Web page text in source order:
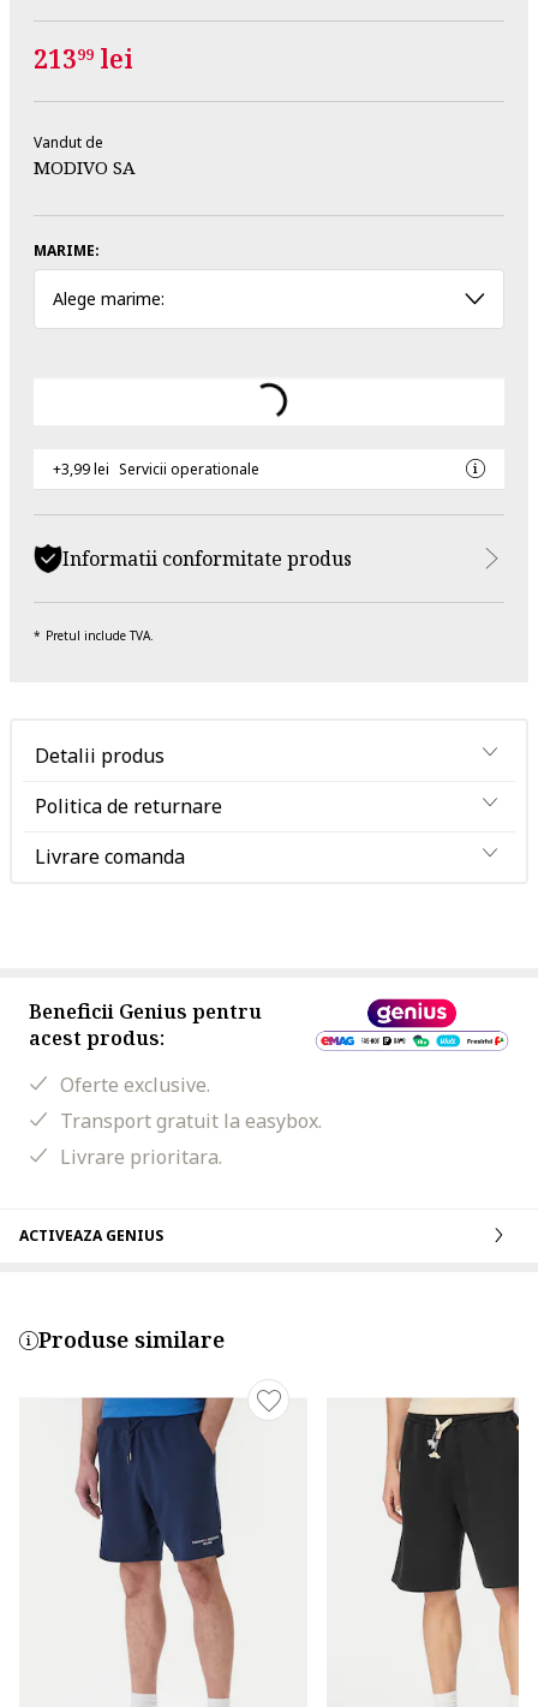
21399 lei
Vandut de
MODIVO SA
MARIME:
Alege marime:
+3,99 lei Servicii operationale
Informatii conformitate produs
Pretul include TVA.
Detalii produs
Politica de returnare
Livrare comanda
Beneficii Genius pentru
acest produs:
Oferte exclusive.
Transport gratuit la easybox.
Livrare prioritara.
ACTIVEAZA GENIUS
Produse similare